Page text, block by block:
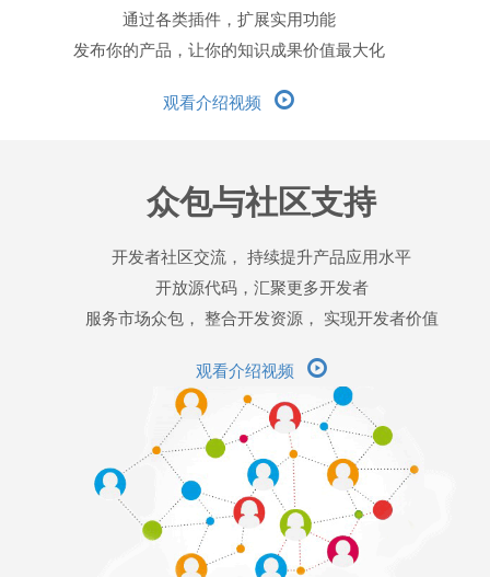
通过各类插件，扩展实用功能
发布你的产品，让你的知识成果价值最大化
观看介绍视频
众包与社区支持
开发者社区交流， 持续提升产品应用水平
开放源代码，汇聚更多开发者
服务市场众包， 整合开发资源， 实现开发者价值
观看介绍视频